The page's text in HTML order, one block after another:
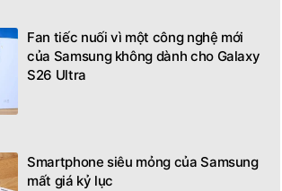
Fan tiếc nuối vì một công nghệ mới
của Samsung không dành cho Galaxy
S26 Ultra
Smartphone siêu mỏng của Samsung
mất giá kỷ lục